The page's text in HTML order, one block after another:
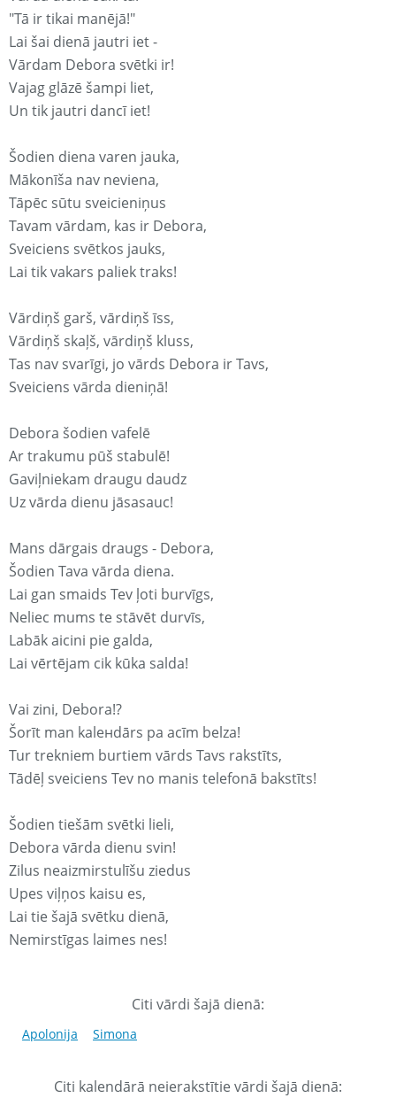
"Tā ir tikai manējā!"
Lai šai dienā jautri iet -
Vārdam Debora svētki ir!
Vajag glāzē šampi liet,
Un tik jautri dancī iet!
Šodien diena varen jauka,
Mākonīša nav neviena,
Tāpēc sūtu sveicieniņus
Tavam vārdam, kas ir Debora,
Sveiciens svētkos jauks,
Lai tik vakars paliek traks!
Vārdiņš garš, vārdiņš īss,
Vārdiņš skaļš, vārdiņš kluss,
Tas nav svarīgi, jo vārds Debora ir Tavs,
Sveiciens vārda dieniņā!
Debora šodien vafelē
Ar trakumu pūš stabulē!
Gaviļniekam draugu daudz
Uz vārda dienu jāsasauc!
Mans dārgais draugs - Debora,
Šodien Tava vārda diena.
Lai gan smaids Tev ļoti burvīgs,
Neliec mums te stāvēt durvīs,
Labāk aicini pie galda,
Lai vērtējam cik kūka salda!
Vai zini, Debora!?
Šorīt man kaleнdārs pa acīm belza!
Tur trekniem burtiem vārds Tavs rakstīts,
Tādēļ sveiciens Tev no manis telefonā bakstīts!
Šodien tiešām svētki lieli,
Debora vārda dienu svin!
Zilus neaizmirstulīšu ziedus
Upes viļņos kaisu es,
Lai tie šajā svētku dienā,
Nemirstīgas laimes nes!
Citi vārdi šajā dienā:
Apolonija Simona
Citi kalendārā neierakstītie vārdi šajā dienā: